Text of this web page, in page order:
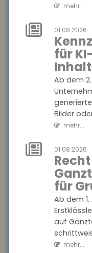
mehr...
01.08.2026
für
Ab dem
Bilder
mehr...
01.08.2026
für
Ab dem
auf
mehr...
Die
Ab